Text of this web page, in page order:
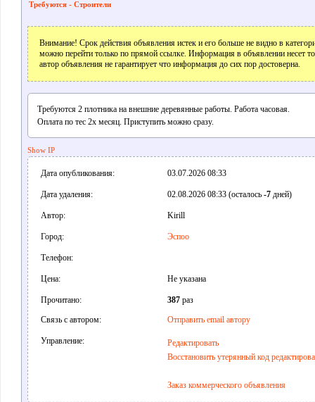
Требуются - Строители
Внимание! Срок действия объявления истек и его больше не видно в
можно перейти только по прямой ссылке. Информация в объявлении несет
автор объявления не гарантирует что информация до сих пор достоверна.
Требуются 2 плотника на внешние деревянные работы. Работа часовая.
Оплата по тес 2x месяц. Приступить можно сразу.
Show IP
Дата опубликования: 03.07.2026 08:33
Дата удаления: 02.08.2026 08:33 (осталось -7дней)
Автор: Kirill
Город: Эспоо
Телефон:
Цена: Не указана
Прочитано: 387раз
Связь с автором:
Отправить email автору
Управление:
Редактировать
Восстановить утерянный код
Заказ коммерческого объявления